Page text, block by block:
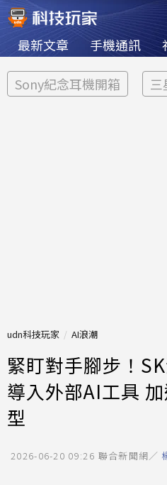
最新文章 手機通訊
Sony紀念耳機開箱
udn科技玩家 AI浪潮
緊盯對手腳步！
導入外部AI工具
型
2026-06-20 09:26 聯合新聞網／